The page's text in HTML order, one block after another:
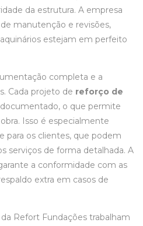
da estrutura. A empresa
manutenção e revisões,
estejam em perfeito
completa e a
Cada projeto de reforço de
o que permite
Isso é especialmente
para os clientes, que podem
serviços de forma detalhada. A
a conformidade com as
extra em casos de
Refort Fundações trabalham